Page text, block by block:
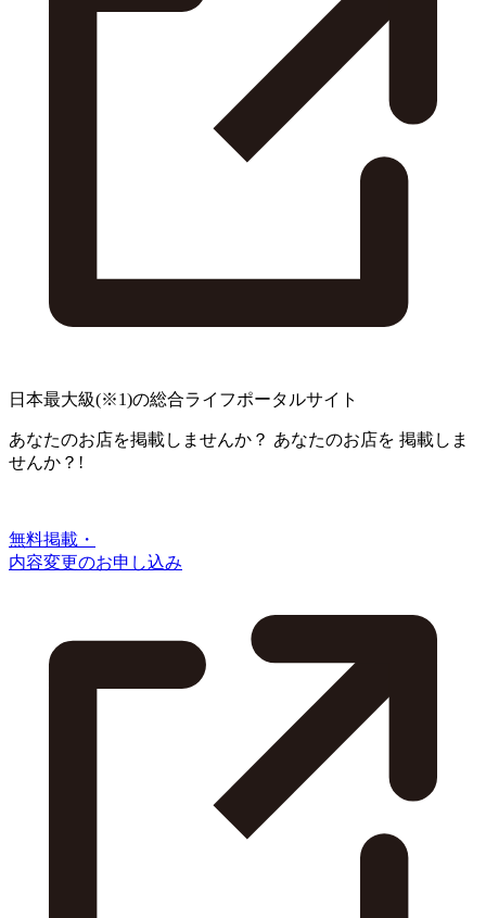
日本最大級(※1)の総合ライフポータルサイト
あなたのお店を掲載しませんか？ あなたのお店を 掲載しま
せんか？!
無料掲載・
内容変更のお申し込み